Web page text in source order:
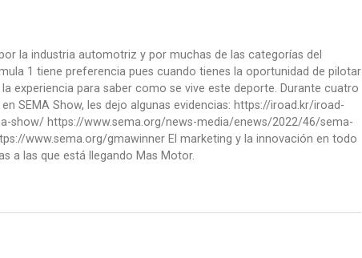
la industria automotriz y por muchas de las categorías del
1 tiene preferencia pues cuando tienes la oportunidad de pilotar
experiencia para saber como se vive este deporte. Durante cuatro
SEMA Show, les dejo algunas evidencias: https://iroad.kr/iroad-
show/ https://www.sema.org/news-media/enews/2022/46/sema-
www.sema.org/gmawinner El marketing y la innovación en todo
a las que está llegando Mas Motor.